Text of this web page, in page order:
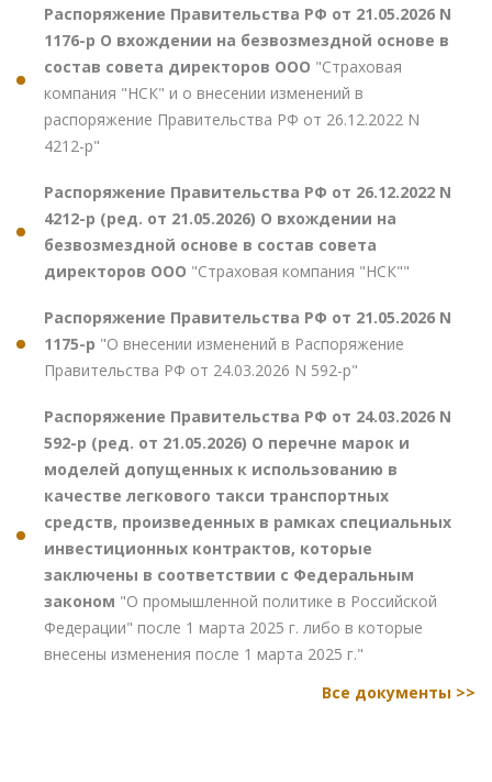
Распоряжение Правительства РФ от 21.05.2026 N
1176-р О вхождении на безвозмездной основе в
состав совета директоров ООО "Страховая
компания "НСК" и о внесении изменений в
распоряжение Правительства РФ от 26.12.2022 N
4212-р"
Распоряжение Правительства РФ от 26.12.2022 N
4212-р (ред. от 21.05.2026) О вхождении на
безвозмездной основе в состав совета
директоров ООО "Страховая компания "НСК""
Распоряжение Правительства РФ от 21.05.2026 N
1175-р "О внесении изменений в Распоряжение
Правительства РФ от 24.03.2026 N 592-р"
Распоряжение Правительства РФ от 24.03.2026 N
592-р (ред. от 21.05.2026) О перечне марок и
моделей допущенных к использованию в
качестве легкового такси транспортных
средств, произведенных в рамках специальных
инвестиционных контрактов, которые
заключены в соответствии с Федеральным
законом "О промышленной политике в Российской
Федерации" после 1 марта 2025 г. либо в которые
внесены изменения после 1 марта 2025 г."
Все документы >>